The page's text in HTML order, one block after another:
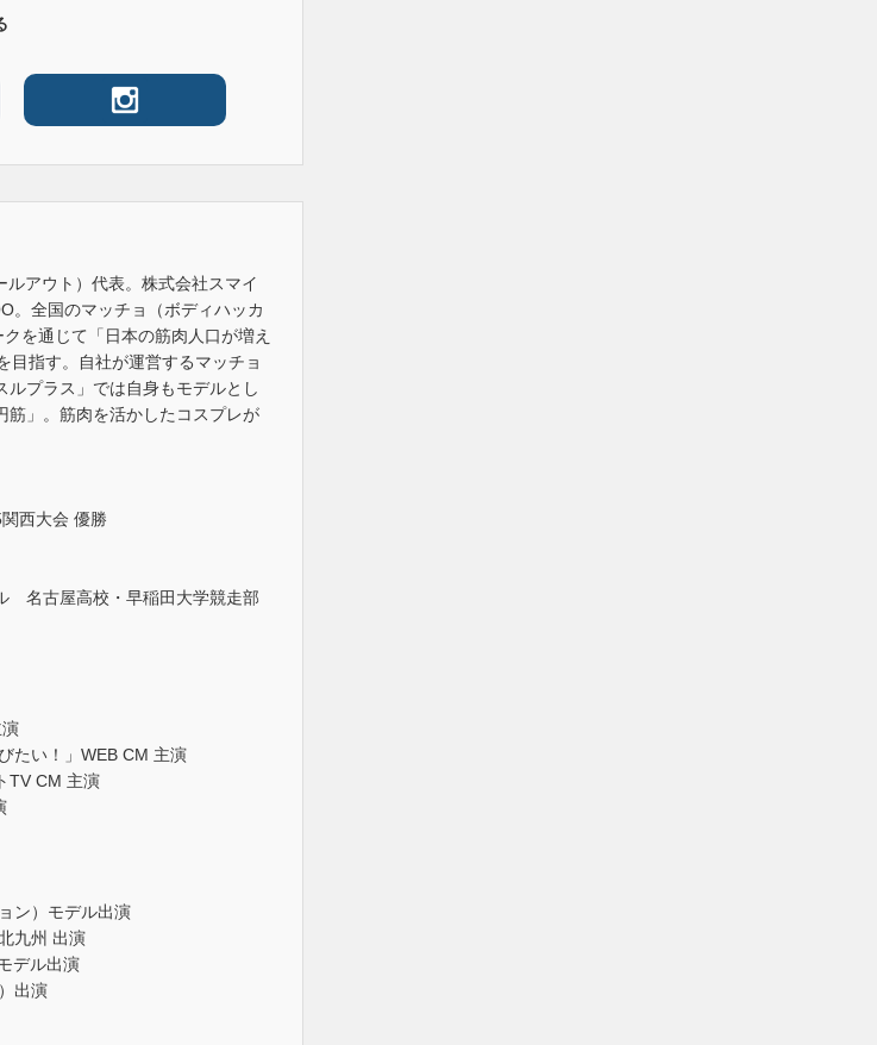
アウト）代表。株式会社スマイ
。全国のマッチョ（ボディハッカ
を通じて「日本の筋肉人口が増え
目指す。自社が運営するマッチョ
ルプラス」では自身もモデルとし
筋」。筋肉を活かしたコスプレが
西大会 優勝
名古屋高校・早稲田大学競走部
たい！」WEB CM 主演
TV CM 主演
ン）モデル出演
九州 出演
デル出演
出演